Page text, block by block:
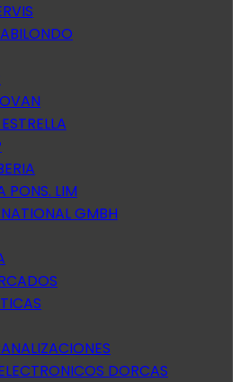
PONS. LIM
GMBH
DORCAS